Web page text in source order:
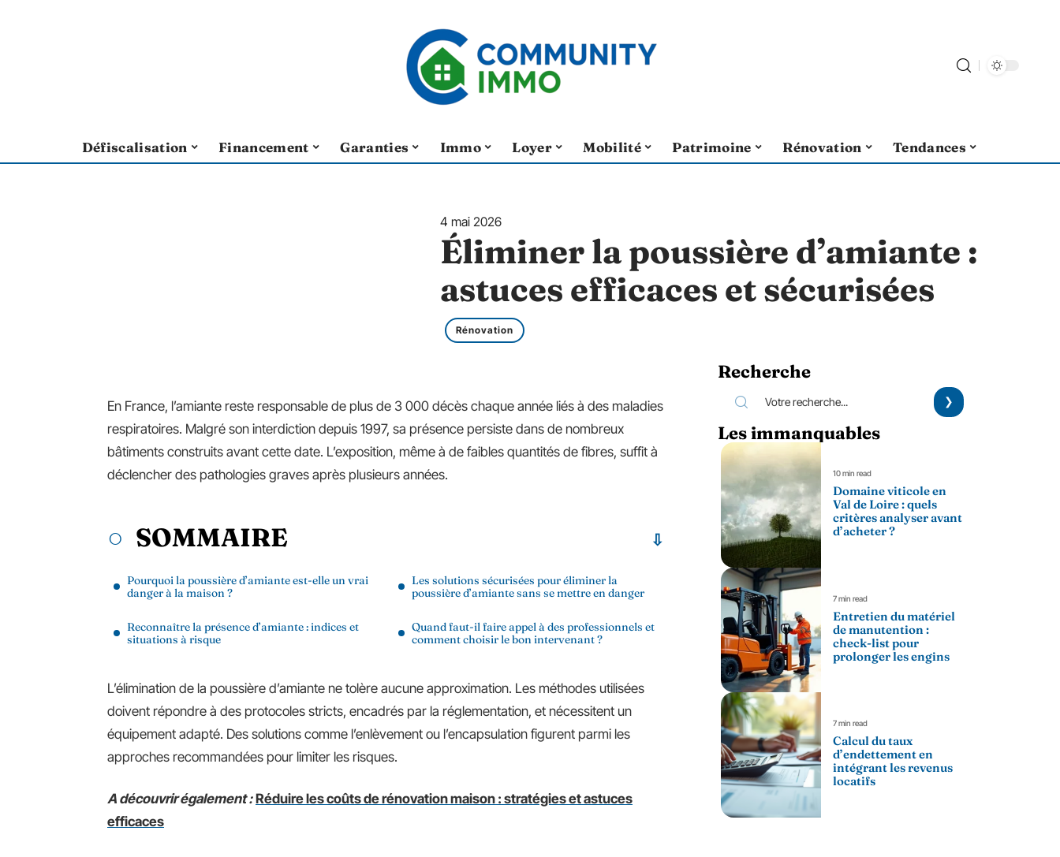
Défiscalisation Financement Garanties Immo Loyer Mobilité Patrimoine Rénovation Tendances
4 mai 2026
Éliminer la poussière d’amiante :
astuces efficaces et sécurisées
Rénovation
En France, l’amiante reste responsable de plus de 3 000 décès chaque année liés à des maladies
respiratoires. Malgré son interdiction depuis 1997, sa présence persiste dans de nombreux
bâtiments construits avant cette date. L’exposition, même à de faibles quantités de fibres, suffit à
déclencher des pathologies graves après plusieurs années.
SOMMAIRE
Pourquoi la poussière d’amiante est-elle un vrai
danger à la maison ?
Reconnaître la présence d’amiante : indices et
situations à risque
Les solutions sécurisées pour éliminer la
poussière d’amiante sans se mettre en danger
Quand faut-il faire appel à des professionnels et
comment choisir le bon intervenant ?
L’élimination de la poussière d’amiante ne tolère aucune approximation. Les méthodes utilisées
doivent répondre à des protocoles stricts, encadrés par la réglementation, et nécessitent un
équipement adapté. Des solutions comme l’enlèvement ou l’encapsulation figurent parmi les
approches recommandées pour limiter les risques.
A découvrir également : Réduire les coûts de rénovation maison : stratégies et astuces
efficaces
Recherche
Les immanquables
10 min read
Domaine viticole en
Val de Loire : quels
critères analyser avant
d’acheter ?
7 min read
Entretien du matériel
de manutention :
check-list pour
prolonger les engins
7 min read
Calcul du taux
d’endettement en
intégrant les revenus
locatifs